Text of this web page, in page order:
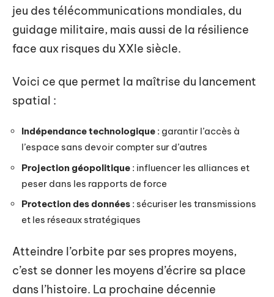
jeu des télécommunications mondiales, du
guidage militaire, mais aussi de la résilience
face aux risques du XXIe siècle.
Voici ce que permet la maîtrise du lancement
spatial :
Indépendance technologique : garantir l’accès à
l’espace sans devoir compter sur d’autres
Projection géopolitique : influencer les alliances et
peser dans les rapports de force
Protection des données : sécuriser les transmissions
et les réseaux stratégiques
Atteindre l’orbite par ses propres moyens,
c’est se donner les moyens d’écrire sa place
dans l’histoire. La prochaine décennie